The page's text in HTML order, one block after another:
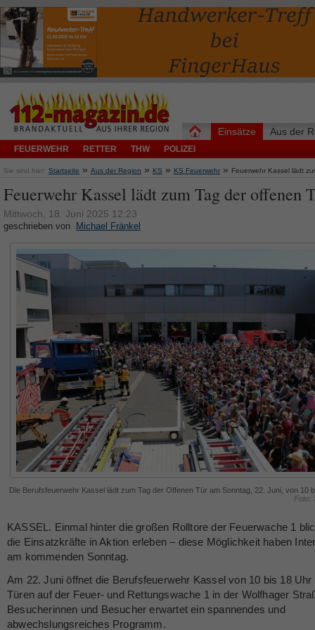
Einsätze
FEUERWEHR RETTER THW POLIZEI
Aus der
Sie sind hier: Startseite » Aus der Region » KS » KS Feuerwehr » Feuerwehr Kassel lädt
Feuerwehr Kassel lädt zum Tag der offenen
Mittwoch, 18. Juni 2025 12:23
geschrieben von Michael Fränkel
Die Berufsfeuerwehr Kassel lädt zum Tag der Offenen Tür am Sonntag, 22. Juni, von 10
Foto:
KASSEL. Einmal hinter die großen Rolltore der Feuerwache 1
die Einsatzkräfte in Aktion erleben – diese Möglichkeit haben
am kommenden Sonntag.
Am 22. Juni öffnet die Berufsfeuerwehr Kassel von 10 bis 18 Uhr
Türen auf der Feuer- und Rettungswache 1 in der Wolfhager
Besucherinnen und Besucher erwartet ein spannendes und
abwechslungsreiches Programm.